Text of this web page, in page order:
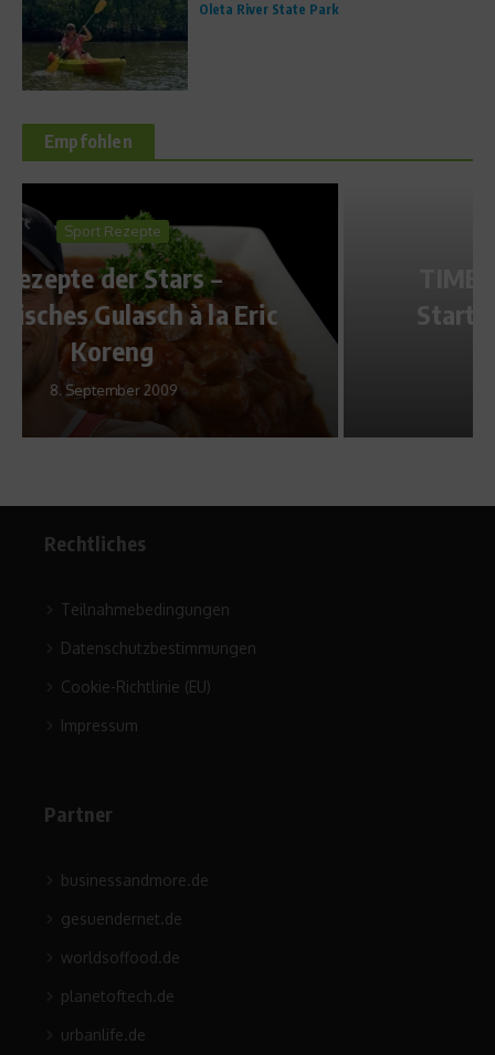
Oleta River State Park
Empfohlen
Sports in the City
TIMEX verlost den letzten
Startplatz für den Ironman
Germany
Rechtliches
Teilnahmebedingungen
Datenschutzbestimmungen
Cookie-Richtlinie (EU)
Impressum
Partner
businessandmore.de
gesuendernet.de
worldsoffood.de
planetoftech.de
urbanlife.de